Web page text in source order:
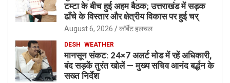
टम्टा के बीच हुई अहम बैठक; उत्तराखंड में सड़क
ढाँचे के विस्तार और क्षेत्रीय विकास पर हुई चर्
August 6, 2026 कॉर्बेट हलचल
DESH WEATHER
मानसून संकट: 24×7 अलर्ट मोड में रहें अधिकारी,
बंद सड़कें तुरंत खोलें — मुख्य सचिव आनंद बर्द्धन के
सख्त निर्देश